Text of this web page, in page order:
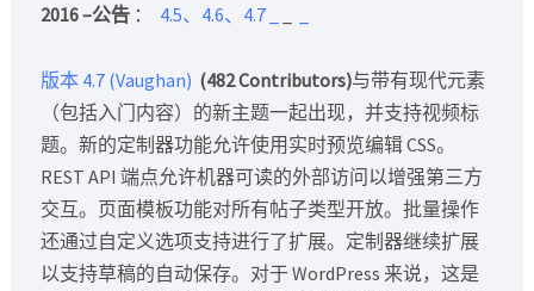
2016 –公告： 4.5、4.6、4.7
版本 4.7 (Vaughan) (482 Contributors)与带有现代元素
（包括入门内容）的新主题一起出现，并支持视频标
题。新的定制器功能允许使用实时预览编辑 CSS。
REST API 端点允许机器可读的外部访问以增强第三方
交互。页面模板功能对所有帖子类型开放。批量操作
还通过自定义选项支持进行了扩展。定制器继续扩展
以支持草稿的自动保存。对于 WordPress 来说，这是